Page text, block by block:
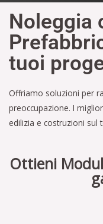
Noleggia
tuoi
Offriamo soluzioni per
preoccupazione. I
edilizia e costruzioni sul
Ottieni